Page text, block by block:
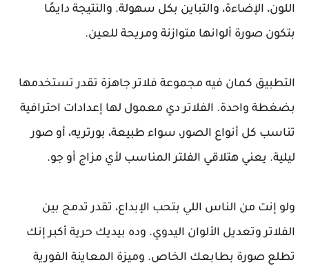
اللون، الإضاءة، والتباين بكل سهولة. والنتيجة دايمًا
بتكون صورة ألوانها متوازنة ومريحة للعين.
التطبيق كمان فيه مجموعة فلاتر جاهزة تقدر تستخدمها
بضغطة واحدة. الفلاتر دي معمول لها إعدادات احترافية
تناسب كل أنواع الصور، سواء طبيعة، بورتريه، أو صور
ليلية. يعني هتلاقي الفلتر المناسب لأي مزاج أو جو.
ولو إنت من الناس اللي بتحب الإبداع، تقدر تدمج بين
الفلاتر وتعديل الألوان اليدوي. وده بيديك حرية أكبر إنك
تطلع صورة بطابعك الخاص. وميزة المعاينة الفورية